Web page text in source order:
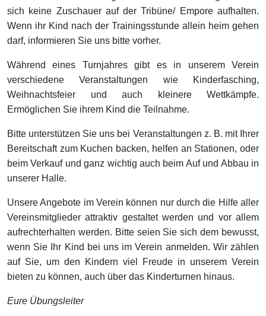
sich keine Zuschauer auf der Tribüne/ Empore aufhalten.
Wenn ihr Kind nach der Trainingsstunde allein heim gehen
darf, informieren Sie uns bitte vorher.
Während eines Turnjahres gibt es in unserem Verein
verschiedene Veranstaltungen wie Kinderfasching,
Weihnachtsfeier und auch kleinere Wettkämpfe.
Ermöglichen Sie ihrem Kind die Teilnahme.
Bitte unterstützen Sie uns bei Veranstaltungen z. B. mit Ihrer
Bereitschaft zum Kuchen backen, helfen an Stationen, oder
beim Verkauf und ganz wichtig auch beim Auf und Abbau in
unserer Halle.
Unsere Angebote im Verein können nur durch die Hilfe aller
Vereinsmitglieder attraktiv gestaltet werden und vor allem
aufrechterhalten werden. Bitte seien Sie sich dem bewusst,
wenn Sie Ihr Kind bei uns im Verein anmelden. Wir zählen
auf Sie, um den Kindern viel Freude in unserem Verein
bieten zu können, auch über das Kinderturnen hinaus.
Eure Übungsleiter